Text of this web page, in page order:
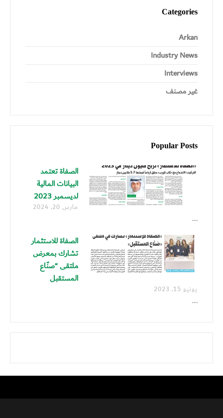
Categories
Arkan
Industry News
Interviews
غير مصنف
Popular Posts
الصفاة تعتمد
البيانات المالية
لديسمبر 2023
مارس 20, 2024
...
الصفاة للاستثمار
تشارك بمعرض
ملتقى “صنّاع
المستقبل
يونيو 15, 2023
...